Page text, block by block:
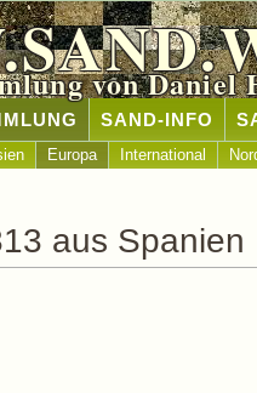
von Daniel
SAND-INFO
Europa International
aus Spanien